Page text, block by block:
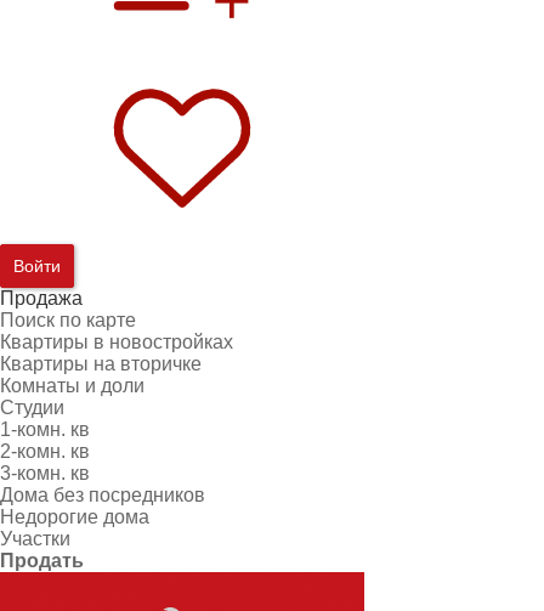
Войти
Продажа
Поиск по карте
Квартиры в новостройках
Квартиры на вторичке
Комнаты и доли
Студии
1-комн. кв
2-комн. кв
3-комн. кв
Дома без посредников
Недорогие дома
Участки
Продать